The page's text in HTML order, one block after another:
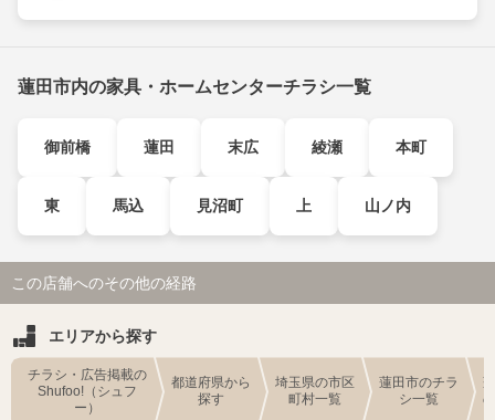
蓮田市内の家具・ホームセンターチラシ一覧
御前橋 蓮田 末広 綾瀬 本町
東 馬込 見沼町 上 山ノ内
この店舗へのその他の経路
エリアから探す
チラシ・広告掲載の
Shufoo!（シュフ
ー）
都道府県から
探す
埼玉県の市区
町村一覧
蓮田市のチラ
シ一覧